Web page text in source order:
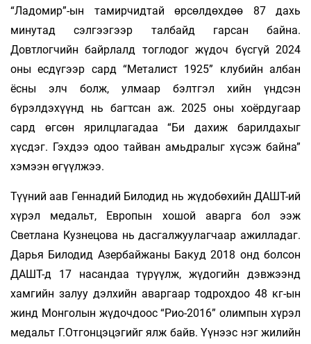
“Ладомир”-ын тамирчидтай өрсөлдөхдөө 87 дахь
минутад сэлгээгээр талбайд гарсан байна.
Довтлогчийн байрлалд тоглодог жүдоч бүсгүй 2024
оны есдүгээр сард “Металист 1925” клубийн албан
ёсны элч болж, улмаар бэлтгэл хийн үндсэн
бүрэлдэхүүнд нь багтсан аж. 2025 оны хоёрдугаар
сард өгсөн ярилцлагадаа “Би дахиж барилдахыг
хүсдэг. Гэхдээ одоо тайван амьдралыг хүсэж байна”
хэмээн өгүүлжээ.
Түүний аав Геннадий Билодид нь жүдобөхийн ДАШТ-ий
хүрэл медальт, Европын хошой аварга бол ээж
Светлана Кузнецова нь дасгалжуулагчаар ажилладаг.
Дарья Билодид Азербайжаны Бакуд 2018 онд болсон
ДАШТ-д 17 насандаа түрүүлж, жүдогийн дэвжээнд
хамгийн залуу дэлхийн аваргаар тодрохдоо 48 кг-ын
жинд Монголын жүдочдоос “Рио-2016” олимпын хүрэл
медальт Г.Отгонцэцэгийг ялж байв. Үүнээс нэг жилийн